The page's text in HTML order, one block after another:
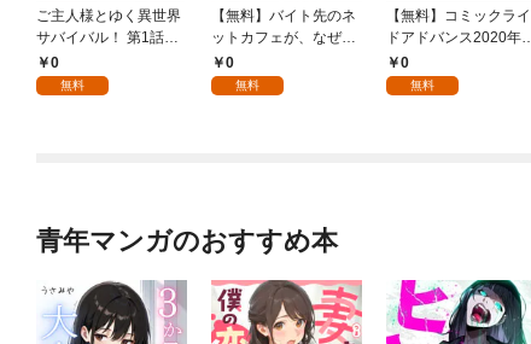
ご主人様とゆく異世界
サバイバル！ 第1話
【単話版】
0
無料
【無料】バイト先のネ
ットカフェが、なぜか
クラスの美少女たちの
溜まり場になった件。
0
無料
【無料】コミックライ
ドアドバンス2020年1
0月創刊準備号(vol.01)
0
無料
青年マンガのおすすめ本